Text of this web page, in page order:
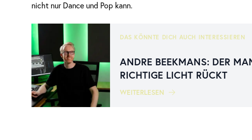
nicht nur Dance und Pop kann.
DAS KÖNNTE DICH AUCH INTERESSIEREN
ANDRE BEEKMANS: DER
RICHTIGE LICHT RÜCKT
WEITERLESEN